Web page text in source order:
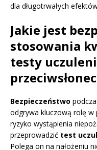
dla długotrwałych
Jakie jest
stosowania
testy
Bezpieczeństwo
odgrywa kluczową rolę w
ryzyko wystąpienia
przeprowadzić test
Polega on na nałożeniu